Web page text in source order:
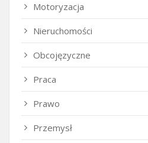
Motoryzacja
Nieruchomości
Obcojęzyczne
Praca
Prawo
Przemysł